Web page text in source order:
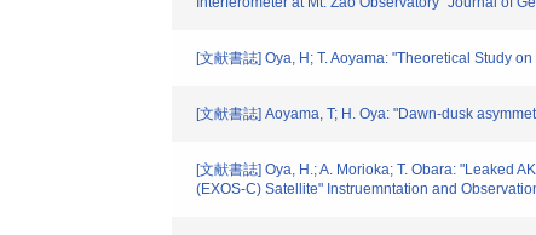
[文献書誌] Oya, H; T. Aoyama: "Theoretical Study
[文献書誌] Aoyama, T; H. Oya: "Dawn-dusk
[文献書誌] Oya, H.; A. Morioka; T. Obara: "Leaked
(EXOS-C) Satellite" Instruemntation and